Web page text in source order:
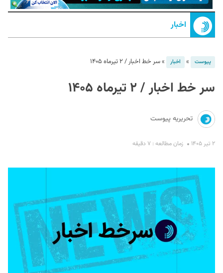
اخبار
پیوست » اخبار »سر خط اخبار / ۲ تیرماه ۱۴۰۵
سر خط اخبار / ۲ تیرماه ۱۴۰۵
تحریریه پیوست
۲ تیر ۱۴۰۵ زمان مطالعه : ۷ دقیقه